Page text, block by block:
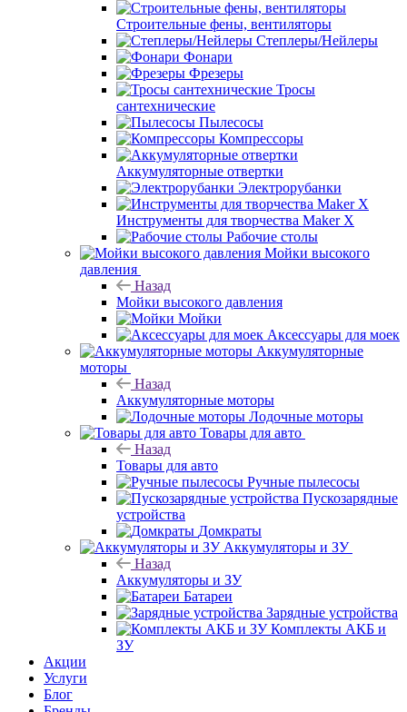
Строительные фены, вентиляторы
Степлеры/Нейлеры
Фонари
Фрезеры
Тросы
сантехнические
Пылесосы
Компрессоры
Аккумуляторные отвертки
Электрорубанки
Инструменты для творчества Maker X
Рабочие столы
Мойки высокого
давления
Назад
Мойки высокого давления
Мойки
Аксессуары для моек
Аккумуляторные
моторы
Назад
Аккумуляторные моторы
Лодочные моторы
Товары для авто
Назад
Товары для авто
Ручные пылесосы
Пускозарядные
устройства
Домкраты
Аккумуляторы и ЗУ
Назад
Аккумуляторы и ЗУ
Батареи
Зарядные устройства
Комплекты АКБ и
ЗУ
Акции
Услуги
Блог